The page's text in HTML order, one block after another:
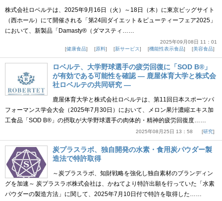
株式会社ロベルテは、2025年9月16日（火）～18日（木）に東京ビッグサイト
（西ホール）にて開催される「第24回ダイエット＆ビューティーフェア2025」
において、新製品「Damasty®（ダマスティ……
2025年09月08日 11：01
健康食品
原料 新サービス 機能性表示食品 美容食品
ロベルテ、大学野球選手の疲労回復に「SOD B®」
が有効である可能性を確認 ― 鹿屋体育大学と株式会
社ロベルテの共同研究 ―
鹿屋体育大学と株式会社ロベルテは、第11回日本スポーツパ
フォーマンス学会大会（2025年7月30日）において、メロン果汁濃縮エキス加
工食品「SOD B®」の摂取が大学野球選手の肉体的・精神的疲労回復度……
2025年08月25日 13：58 研究
炭プラスラボ、独自開発の水素・食用炭パウダー製
造法で特許取得
～炭プラスラボ、知財戦略を強化し独自素材のブランディン
グを加速～ 炭プラスラボ株式会社は、かねてより特許出願を行っていた「水素
パウダーの製造方法」に関して、2025年7月10日付で特許を取得した……